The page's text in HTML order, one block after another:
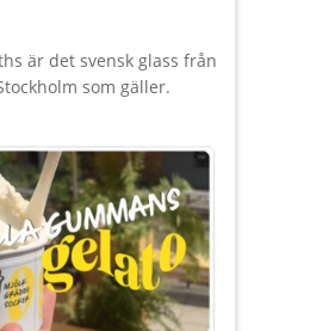
är det svensk glass från
som gäller.